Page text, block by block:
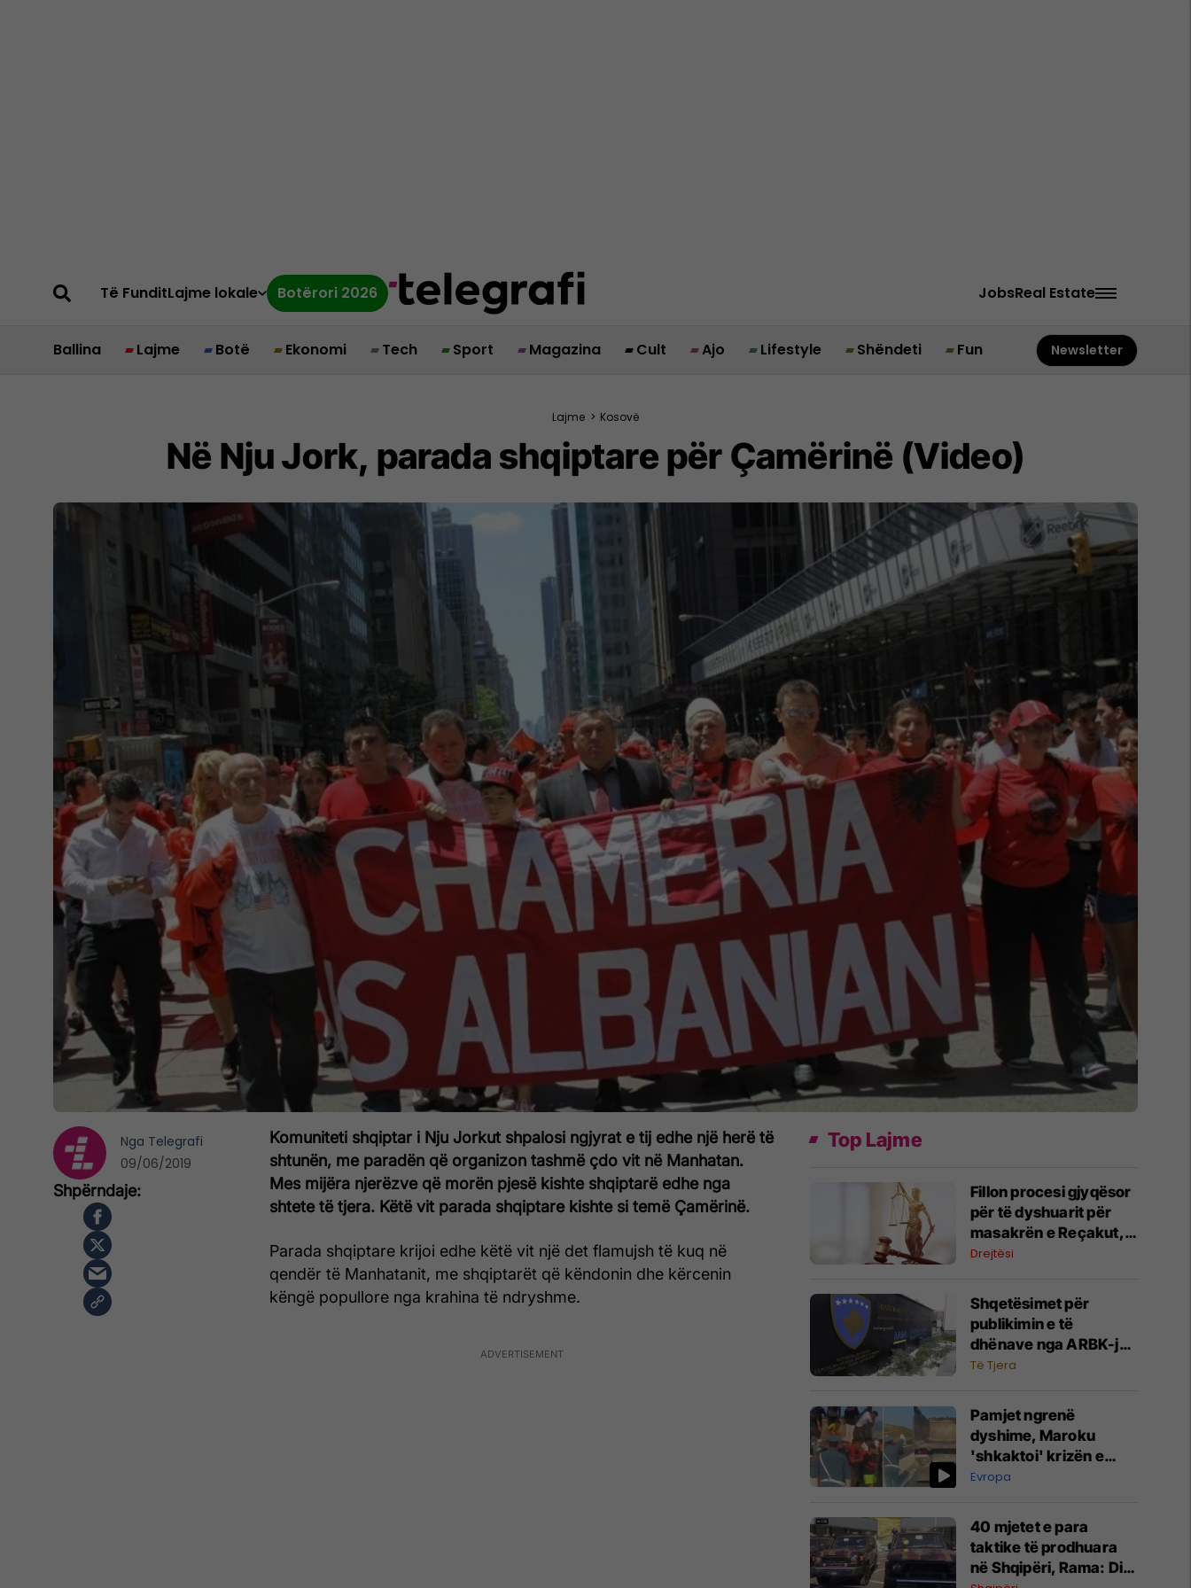
Të FunditLajme lokale Botërori 2026 JobsReal Estate
Ballina Lajme Botë Ekonomi Tech Sport Magazina Cult Ajo Lifestyle Shëndeti Fun Newsletter
Lajme > Kosovë
Në Nju Jork, parada shqiptare për Çamërinë (Video)
Komuniteti shqiptar i Nju Jorkut shpalosi ngjyrat e tij edhe një herë të
shtunën, me paradën që organizon tashmë çdo vit në Manhatan.
Mes mijëra njerëzve që morën pjesë kishte shqiptarë edhe nga
shtete të tjera. Këtë vit parada shqiptare kishte si temë Çamërinë.
Parada shqiptare krijoi edhe këtë vit një det flamujsh të kuq në
qendër të Manhatanit, me shqiptarët që këndonin dhe kërcenin
këngë popullore nga krahina të ndryshme.
Nga Telegrafi
09/06/2019
Top Lajme
Fillon procesi gjyqësor
për të dyshuarit për
masakrën e Reçakut,
lexohet aktakuza me të
Drejtësi
Shqetësimet për
publikimin e të
dhënave nga ARBK-ja,
deklarohet MINTI
Të Tjera
Pamjet ngrenë
dyshime, Maroku
'shkaktoi' krizën e
migrantëve në Spanjë
Evropa
40 mjetet e para
taktike të prodhuara
në Shqipëri, Rama: Ditë